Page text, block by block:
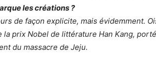
les créations ?
de façon explicite, mais évidemment.
la prix Nobel de littérature Han Kang,
du massacre de Jeju.